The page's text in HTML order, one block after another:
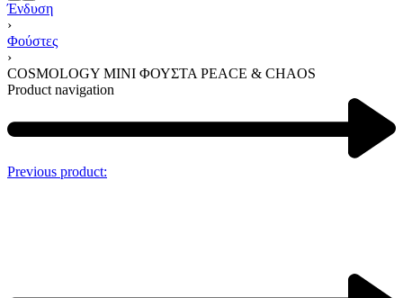
Ένδυση
›
Φούστες
›
COSMOLOGY ΜΙΝΙ ΦΟΥΣΤΑ PEACE & CHAOS
Product navigation
Previous product: